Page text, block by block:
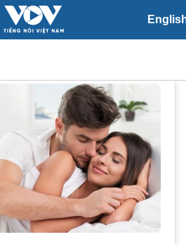
Xã hội
Tin 24h
Dự báo thời tiết
Giáo dục
Dấu ấn VOV
Việc làm
Biển đảo
sổ tình yêu